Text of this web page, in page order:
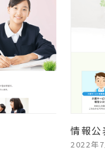
情報公
2022年